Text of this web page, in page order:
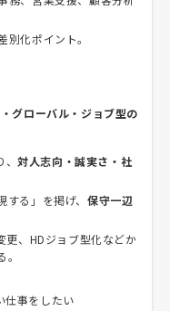
化ポイント。
グローバル・ジョブ型の
、対人志向・誠実さ・社
る」を掲げ、 保守一辺
、HDジョブ型化などか
。
仕事をしたい